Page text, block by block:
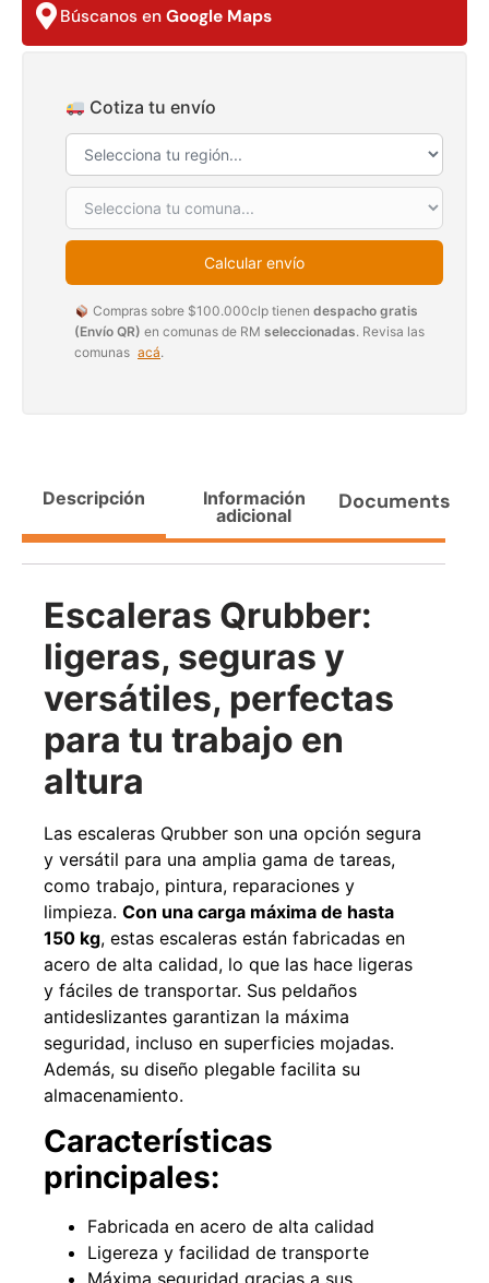
Búscanos en Google Maps
Cotiza tu envío
Calcular envío
Compras sobre $100.000clp tienen despacho gratis
(Envío QR) en comunas de RM seleccionadas. Revisa las
comunas acá.
Descripción
Información
adicional
Documents
Escaleras Qrubber:
ligeras, seguras y
versátiles, perfectas
para tu trabajo en
altura
Las escaleras Qrubber son una opción segura
y versátil para una amplia gama de tareas,
como trabajo, pintura, reparaciones y
limpieza. Con una carga máxima de hasta
150 kg, estas escaleras están fabricadas en
acero de alta calidad, lo que las hace ligeras
y fáciles de transportar. Sus peldaños
antideslizantes garantizan la máxima
seguridad, incluso en superficies mojadas.
Además, su diseño plegable facilita su
almacenamiento.
Características
principales:
Fabricada en acero de alta calidad
Ligereza y facilidad de transporte
Transpaleta eléctrica carga
de 2tn
Agregar al carrito
$1.470.788
Pasto sintético ornamental
Importado USA: Paradise
densidad 42mm Rollo
4,57*15,24mts
$ 1.427.544
Leer más
ajustable Capacidad 1tn Lev.
2,5mts
$1.875.535
$1.167.990
49%
Pasto sintético ornamental
densidad 35mm Rollo
4,57*30,48mts
$2.002.243
1.021.490
Leer más
$1.192.666